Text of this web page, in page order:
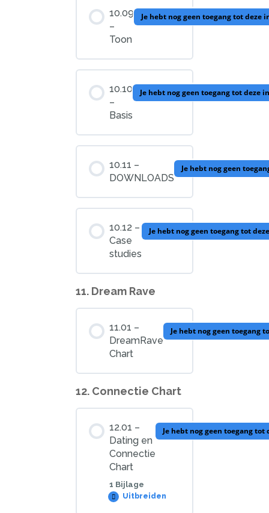
10.09
–
Toon
Je hebt nog geen toegang tot deze
10.10
–
Basis
Je hebt nog geen toegang tot deze
10.11 –
DOWNLOADS
Je hebt nog geen
10.12 –
Case
studies
Je hebt nog geen toegang tot
11. Dream Rave
11.01 –
DreamRave
Chart
Je hebt nog geen toegang
12. Connectie Chart
12.01 –
Dating en
Connectie
Chart
1 Bijlage
Je hebt nog geen toegang tot
Uitbreiden
12.01